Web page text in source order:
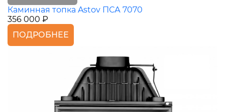
Каминная топка Astov ПСА 7070
356 000 ₽
ПОДРОБНЕЕ